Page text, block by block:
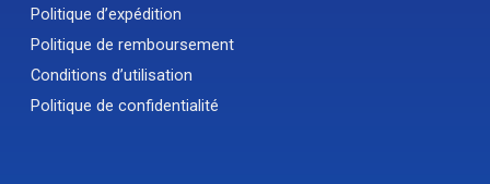
Politique d’expédition
Politique de remboursement
Conditions d’utilisation
Politique de confidentialité